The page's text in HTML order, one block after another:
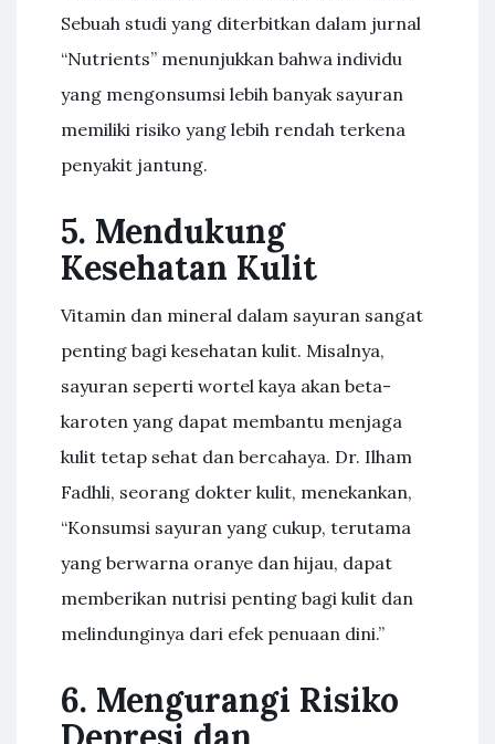
Sebuah studi yang diterbitkan dalam jurnal
“Nutrients” menunjukkan bahwa individu
yang mengonsumsi lebih banyak sayuran
memiliki risiko yang lebih rendah terkena
penyakit jantung.
5. Mendukung
Kesehatan Kulit
Vitamin dan mineral dalam sayuran sangat
penting bagi kesehatan kulit. Misalnya,
sayuran seperti wortel kaya akan beta-
karoten yang dapat membantu menjaga
kulit tetap sehat dan bercahaya. Dr. Ilham
Fadhli, seorang dokter kulit, menekankan,
“Konsumsi sayuran yang cukup, terutama
yang berwarna oranye dan hijau, dapat
memberikan nutrisi penting bagi kulit dan
melindunginya dari efek penuaan dini.”
6. Mengurangi Risiko